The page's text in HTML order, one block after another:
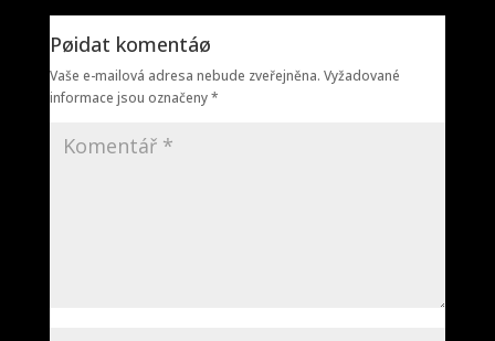
Pøidat komentáø
Vaše e-mailová adresa nebude zveřejněna. Vyžadované
informace jsou označeny*